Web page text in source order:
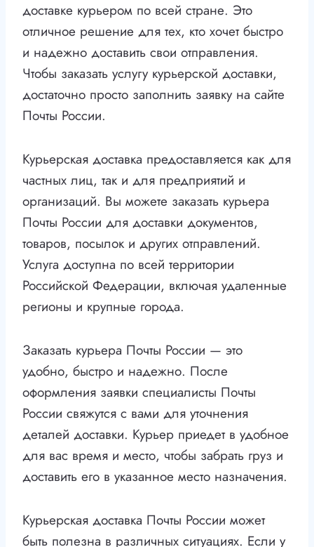
доставке курьером по всей стране. Это
отличное решение для тех, кто хочет быстро
и надежно доставить свои отправления.
Чтобы заказать услугу курьерской доставки,
достаточно просто заполнить заявку на сайте
Почты России.
Курьерская доставка предоставляется как для
частных лиц, так и для предприятий и
организаций. Вы можете заказать курьера
Почты России для доставки документов,
товаров, посылок и других отправлений.
Услуга доступна по всей территории
Российской Федерации, включая удаленные
регионы и крупные города.
Заказать курьера Почты России — это
удобно, быстро и надежно. После
оформления заявки специалисты Почты
России свяжутся с вами для уточнения
деталей доставки. Курьер приедет в удобное
для вас время и место, чтобы забрать груз и
доставить его в указанное место назначения.
Курьерская доставка Почты России может
быть полезна в различных ситуациях. Если у